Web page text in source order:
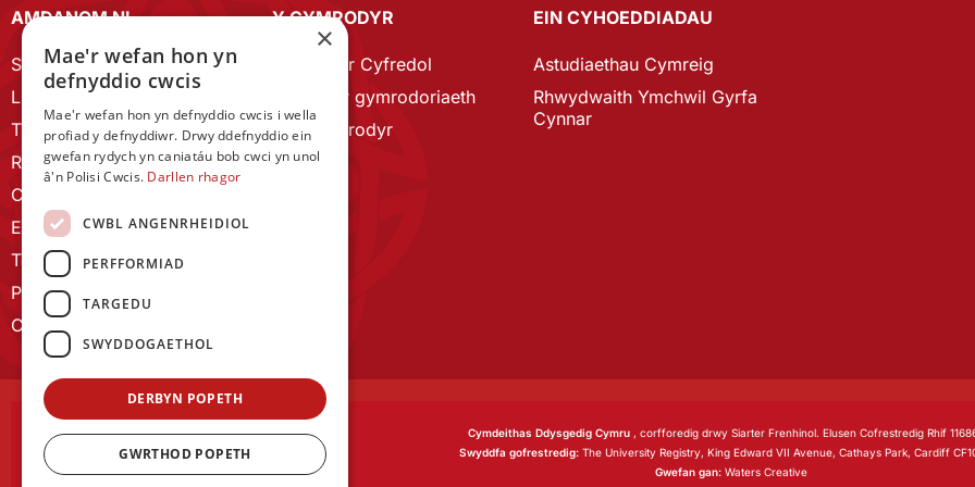
AMDANOM NI
Strategaeth 2023-28
Llywodraethu
Tîm Staff
RYGC Hafan
Canllawiau brandio
Ein Hanes
Telerau ac Amodau
Polisi Preifatrwydd
Cysylltu â ni
Y CYMRODYR
Cymrodyr Cyfredol
Esbonio’r gymrodoriaeth
Cyn Gymrodyr
EIN CYHOEDDIADAU
Astudiaethau Cymreig
Rhwydwaith Ymchwil Gyrfa
Cynnar
Cymdeithas Ddysgedig Cymru , corfforedig drwy Siarter Frenhinol. Elusen Cofrestredig Rhif
Swyddfa gofrestredig: The University Registry, King Edward VII Avenue, Cathays Park, Cardiff
Gwefan gan: Waters Creative
×
Mae'r wefan hon yn
defnyddio cwcis
Mae'r wefan hon yn defnyddio cwcis i wella
profiad y defnyddiwr. Drwy ddefnyddio ein
gwefan rydych yn caniatáu bob cwci yn unol
â'n Polisi Cwcis. Darllen rhagor
CWBL ANGENRHEIDIOL
PERFFORMIAD
TARGEDU
SWYDDOGAETHOL
DERBYN POPETH
GWRTHOD POPETH